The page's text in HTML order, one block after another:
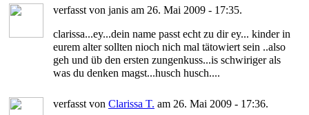
verfasst von janis am 26. Mai 2009 - 17:35.
clarissa...ey...dein name passt echt zu dir ey... kinder in
eurem alter sollten nioch nich mal tätowiert sein ..also
geh und üb den ersten zungenkuss...is schwiriger als
was du denken magst...husch husch....
verfasst von Clarissa T. am 26. Mai 2009 - 17:36.